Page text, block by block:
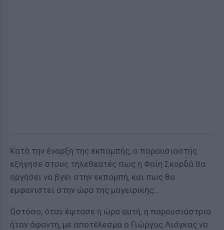
Κατά την έναρξη της εκπομπής, ο παρουσιαστής
εξήγησε στους τηλεθεατές πως η Φαίη Σκορδά θα
αργήσει να βγει στην εκπομπή, και πως θα
εμφανιστεί στην ώρα της μαγειρικής...
Ωστόσο, όταν έφτασε η ώρα αυτή, η παρουσιάστρια
ήταν άφαντη, με αποτέλεσμα ο Γιώργος Λιάγκας να